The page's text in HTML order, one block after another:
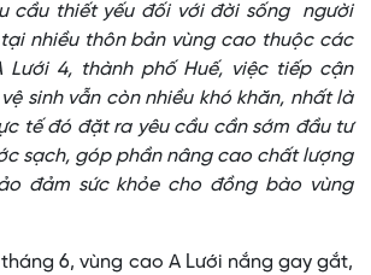
cầu thiết yếu đối với đời sống người
nhiều thôn bản vùng cao thuộc các
Lưới 4, thành phố Huế, việc tiếp cận
sinh vẫn còn nhiều khó khăn, nhất là
tế đó đặt ra yêu cầu cần sớm đầu tư
sạch, góp phần nâng cao chất lượng
đảm sức khỏe cho đồng bào vùng
6, vùng cao A Lưới nắng gay gắt,